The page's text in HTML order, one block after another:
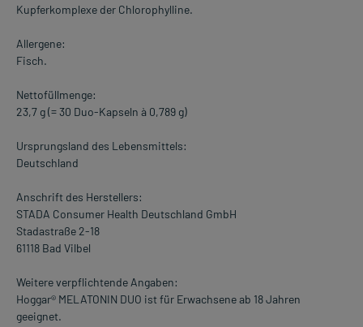
Kupferkomplexe der Chlorophylline.
Allergene:
Fisch.
Nettofüllmenge:
23,7 g (= 30 Duo-Kapseln à 0,789 g)
Ursprungsland des Lebensmittels:
Deutschland
Anschrift des Herstellers:
STADA Consumer Health Deutschland GmbH
Stadastraße 2-18
61118 Bad Vilbel
Weitere verpflichtende Angaben:
Hoggar® MELATONIN DUO ist für Erwachsene ab 18 Jahren
geeignet.